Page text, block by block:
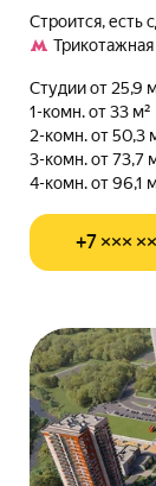
Строится, есть
Трикотажная
Студии от 25,9
1-комн. от 33 м²
2-комн. от 50,3
3-комн. от 73,7
4-комн. от 96,1
+7 ×××